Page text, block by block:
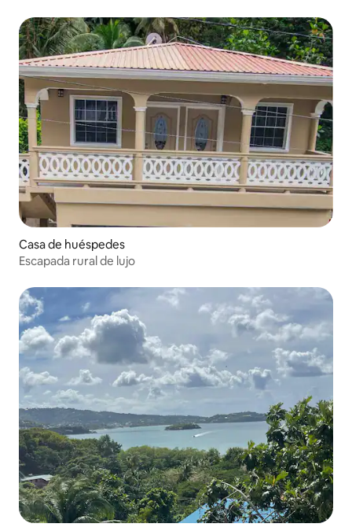
Casa de huéspedes
Escapada rural de lujo